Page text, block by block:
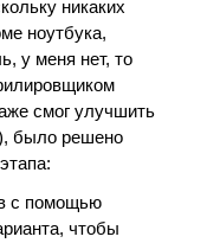
никаких
ноутбука,
у меня нет, то
смог улучшить
было решено
с помощью
чтобы